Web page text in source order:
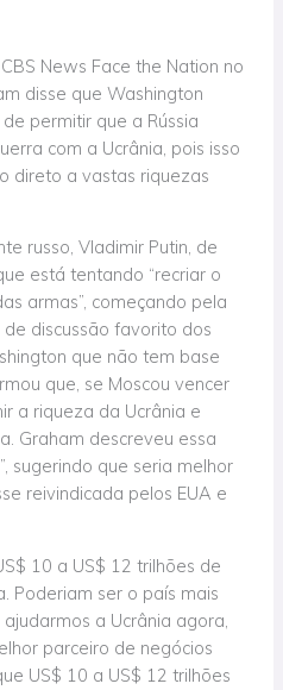
News Face the Nation no
disse que Washington
permitir que a Rússia
com a Ucrânia, pois isso
direto a vastas riquezas
russo, Vladimir Putin, de
está tentando “recriar o
armas”, começando pela
discussão favorito dos
que não tem base
que, se Moscou vencer
a riqueza da Ucrânia e
Graham descreveu essa
sugerindo que seria melhor
reivindicada pelos EUA e
10 a US$ 12 trilhões de
Poderiam ser o país mais
a Ucrânia agora,
parceiro de negócios
US$ 10 a US$ 12 trilhões